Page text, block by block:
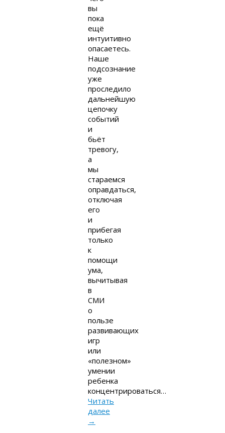
вы
пока
ещё
интуитивно
опасаетесь.
Наше
подсознание
уже
проследило
дальнейшую
цепочку
событий
и
бьёт
тревогу,
а
мы
стараемся
оправдаться,
отключая
его
и
прибегая
только
к
помощи
ума,
вычитывая
в
СМИ
о
пользе
развивающих
игр
или
«полезном»
умении
ребенка
концентрироваться…
Читать
далее
→